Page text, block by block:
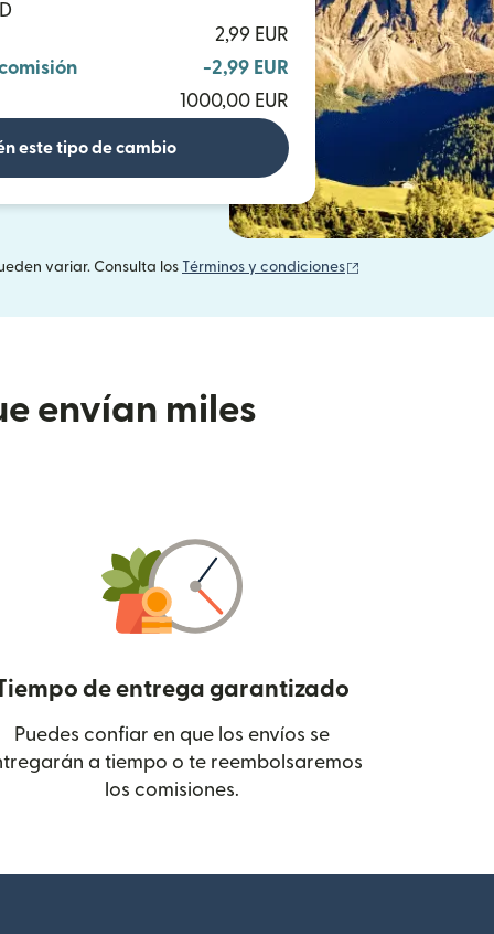
2,99 EUR
-2,99 EUR
1000,00 EUR
este tipo de cambio
variar. Consulta los Términos y condiciones
envían miles
una ventana nueva)
de entrega garantizado
Puedes confiar en que los envíos se
a tiempo o te reembolsaremos
los comisiones.